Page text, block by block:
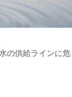
の供給ラインに危